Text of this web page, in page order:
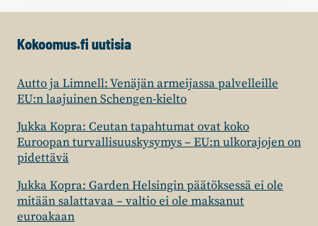
TULELLA
Kokoomus.fi uutisia
Autto ja Limnell: Venäjän armeijassa palvelleille
EU:n laajuinen Schengen-kielto
Jukka Kopra: Ceutan tapahtumat ovat koko
Euroopan turvallisuuskysymys – EU:n ulkorajojen on
pidettävä
Jukka Kopra: Garden Helsingin päätöksessä ei ole
mitään salattavaa – valtio ei ole maksanut
euroakaan